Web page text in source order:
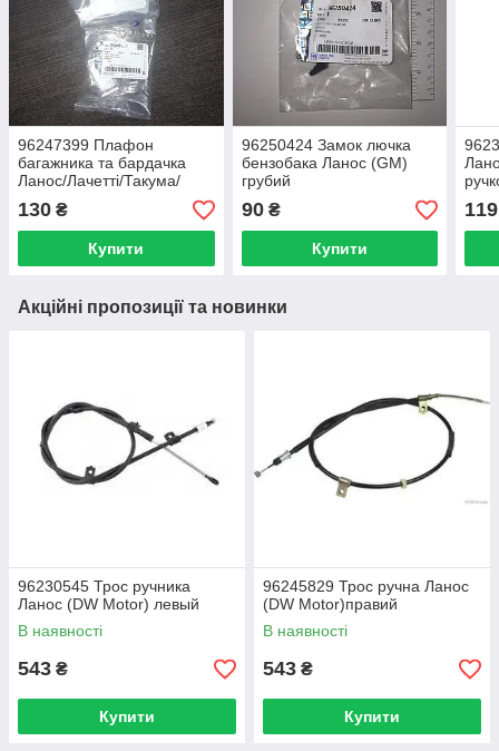
96247399 Плафон
багажника та бардачка
Ланос/Лачетті/Такума/
Еванда/Епіка (GM) з
лампою 5W
130 ₴
Купити
96250424 Замок лючка
бензобака Ланос (GM)
грубий
90₴
Купити
119
Акційні пропозиції та новинки
96230545 Трос ручника
Ланос (DW Motor) левый
В наявності
543 ₴
Купити
96245829 Трос ручна Ланос
(DW Motor)правий
В наявності
543 ₴
Купити